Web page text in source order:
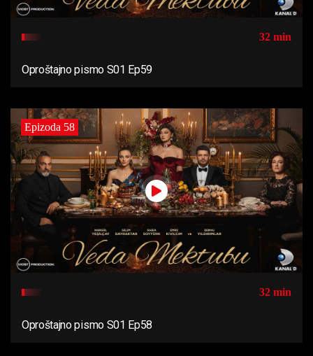
32 min
Oproštajno pismo S01 Ep59
Epizoda 58
32 min
Oproštajno pismo S01 Ep58